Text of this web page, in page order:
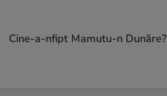
Cine-a-nfipt Mamutu-n Dunăre?